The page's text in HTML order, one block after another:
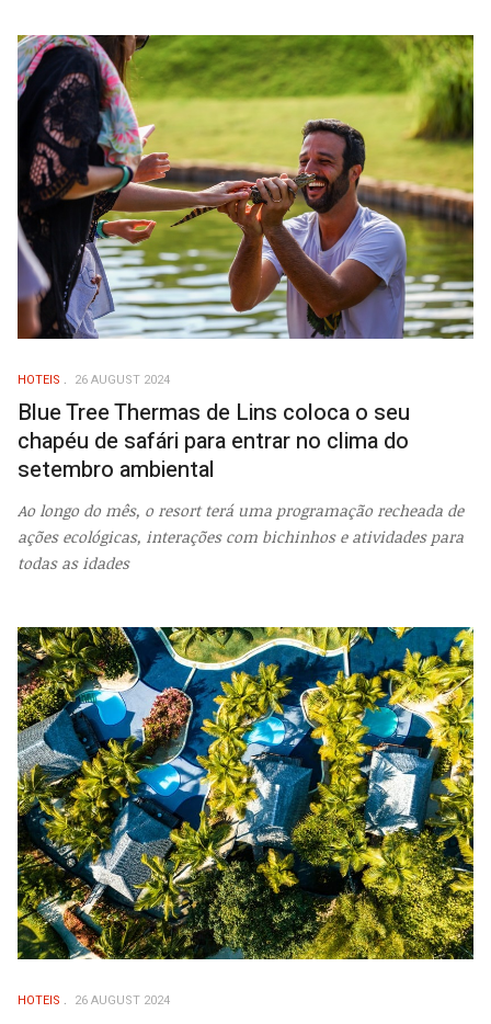
HOTEIS 26 AUGUST 2024
Blue Tree Thermas de Lins coloca o seu
chapéu de safári para entrar no clima do
setembro ambiental
Ao longo do mês, o resort terá uma programação recheada de
ações ecológicas, interações com bichinhos e atividades para
todas as idades
HOTEIS 26 AUGUST 2024